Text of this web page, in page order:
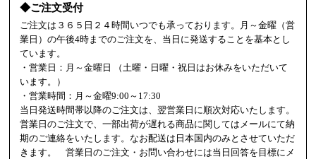
◆ご注文受付
ご注文は３６５日２４時間いつでも承っております。月～金曜（営
業日）の午後4時までのご注文を、当日に発送することを基本とし
ています。
・営業日：月～金曜日 （土曜・日曜・祝日はお休みをいただいて
います。）
・営業時間：月～金曜9:00～17:30
当日発送時間帯以降のご注文は、翌営業日に順次対応いたします。
営業日のご注文で、一部出荷が遅れる商品に関してはメールにて納
期のご連絡をいたします。なお配送は日本国内のみとさせていただ
きます。 営業日のご注文・お問い合わせには当日回答を目標にメ